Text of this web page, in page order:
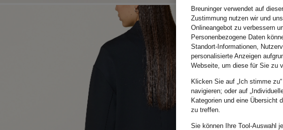
Breuninger verwendet auf
Zustimmung nutzen wir und
Onlineangebot zu verbessern
Personenbezogene Daten
Standort-Informationen,
personalisierte Anzeigen
Webseite, um diese für Sie zu
Klicken Sie auf „Ich stimme
navigieren; oder auf
Kategorien und eine Übersicht
zu treffen.
Sie können Ihre Tool-Auswahl